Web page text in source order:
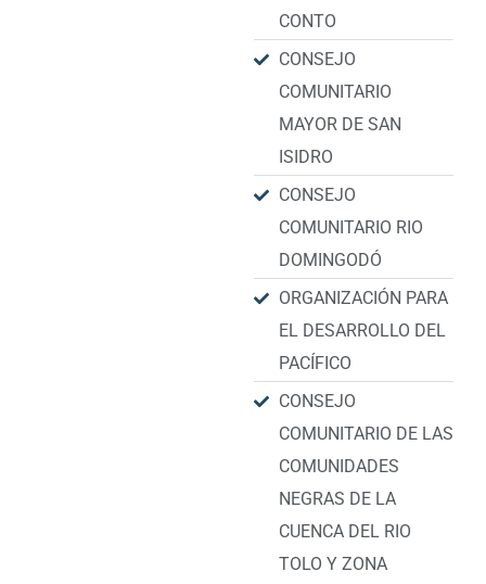
CONTO
CONSEJO
COMUNITARIO
MAYOR DE SAN
ISIDRO
CONSEJO
COMUNITARIO RIO
DOMINGODÓ
ORGANIZACIÓN PARA
EL DESARROLLO DEL
PACÍFICO
CONSEJO
COMUNITARIO DE LAS
COMUNIDADES
NEGRAS DE LA
CUENCA DEL RIO
TOLO Y ZONA